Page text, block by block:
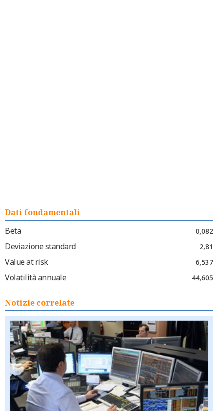
Dati fondamentali
Beta
0,082
Deviazione standard 2,81
Value at risk 6,537
Volatilità annuale 44,605
Notizie correlate